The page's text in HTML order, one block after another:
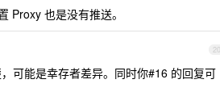
Proxy 也是没有推送。
20
可能是幸存者差异。同时你#16 的回复可